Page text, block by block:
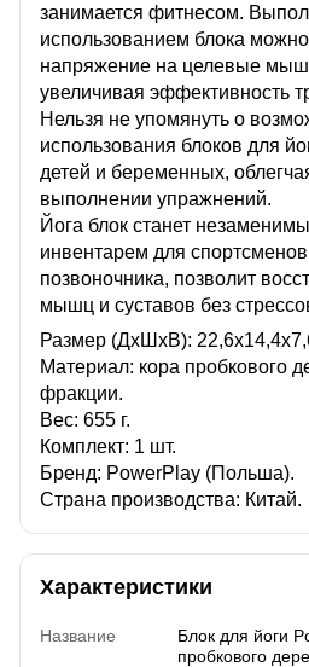
занимается фитнесом.
использованием блока
напряжение на целевые
увеличивая эффективность
Нельзя не упомянуть о
использования блоков для
детей и беременных,
выполнении упражнений.
Йога блок станет
инвентарем для
позвоночника, позволит
мышц и суставов без
Размер (ДхШхВ):
Материал: кора пробкового
фракции.
Вес: 655 г.
Комплект: 1 шт.
Бренд: PowerPlay (Польша).
Страна производства: Китай.
Характеристики
Название
Блок для йоги
пробкового